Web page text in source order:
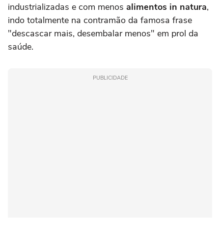
industrializadas e com menos alimentos in natura,
indo totalmente na contramão da famosa frase
"descascar mais, desembalar menos" em prol da
saúde.
PUBLICIDADE